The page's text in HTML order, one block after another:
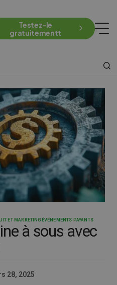
Testez-le
gratuitementt
ET MARKETING ÉVÉNEMENTS PAYANTS
à sous avec
28, 2025